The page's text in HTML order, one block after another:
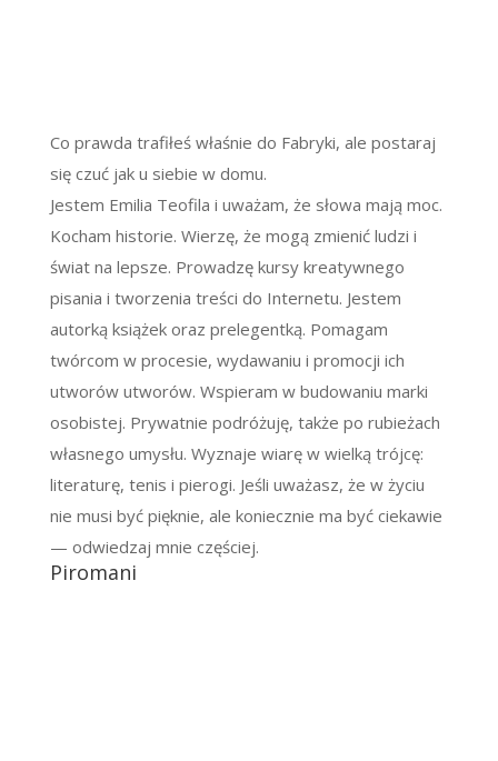
Co prawda trafiłeś właśnie do Fabryki, ale postaraj
się czuć jak u siebie w domu.
Jestem Emilia Teofila i uważam, że słowa mają moc.
Kocham historie. Wierzę, że mogą zmienić ludzi i
świat na lepsze. Prowadzę kursy kreatywnego
pisania i tworzenia treści do Internetu. Jestem
autorką książek oraz prelegentką. Pomagam
twórcom w procesie, wydawaniu i promocji ich
utworów utworów. Wspieram w budowaniu marki
osobistej. Prywatnie podróżuję, także po rubieżach
własnego umysłu. Wyznaje wiarę w wielką trójcę:
literaturę, tenis i pierogi. Jeśli uważasz, że w życiu
nie musi być pięknie, ale koniecznie ma być ciekawie
— odwiedzaj mnie częściej.
Piromani